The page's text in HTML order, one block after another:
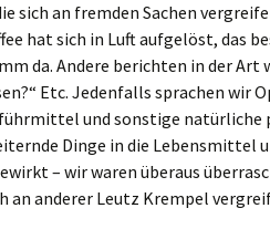
sich an fremden Sachen
hat sich in Luft aufgelöst, das
da. Andere berichten in der Art
Etc. Jedenfalls sprachen wir
und sonstige natürliche
Dinge in die Lebensmittel
– wir waren überaus
an anderer Leutz Krempel